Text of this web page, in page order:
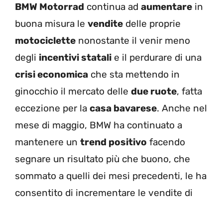
BMW Motorrad continua ad aumentare in
buona misura le vendite delle proprie
motociclette nonostante il venir meno
degli incentivi statali e il perdurare di una
crisi economica che sta mettendo in
ginocchio il mercato delle due ruote, fatta
eccezione per la casa bavarese. Anche nel
mese di maggio, BMW ha continuato a
mantenere un trend positivo facendo
segnare un risultato più che buono, che
sommato a quelli dei mesi precedenti, le ha
consentito di incrementare le vendite di